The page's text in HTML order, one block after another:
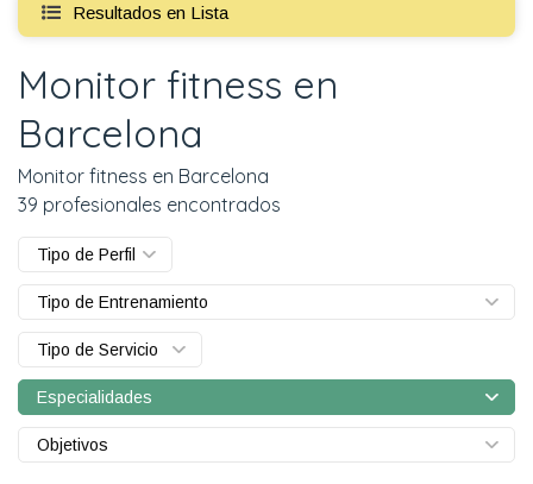
Resultados en Lista
Monitor fitness en
Barcelona
Monitor fitness en Barcelona
39 profesionales encontrados
Tipo de Perfil
Tipo de Entrenamiento
Tipo de Servicio
Especialidades
Objetivos